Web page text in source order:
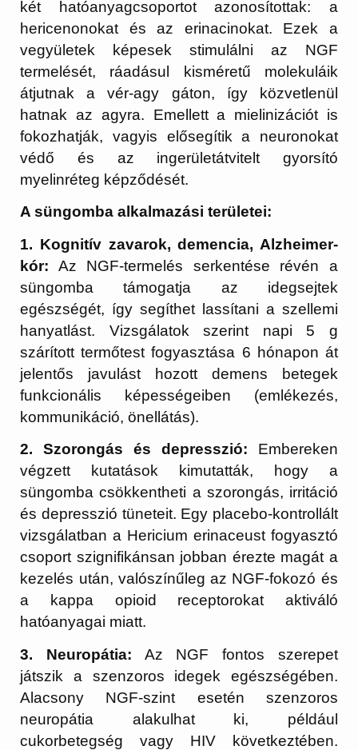
két hatóanyagcsoportot azonosítottak: a
hericenonokat és az erinacinokat. Ezek a
vegyületek képesek stimulálni az NGF
termelését, ráadásul kisméretű molekuláik
átjutnak a vér-agy gáton, így közvetlenül
hatnak az agyra. Emellett a mielinizációt is
fokozhatják, vagyis elősegítik a neuronokat
védő és az ingerületátvitelt gyorsító
myelinréteg képződését.
A süngomba alkalmazási területei:
1. Kognitív zavarok, demencia, Alzheimer-
kór: Az NGF-termelés serkentése révén a
süngomba támogatja az idegsejtek
egészségét, így segíthet lassítani a szellemi
hanyatlást. Vizsgálatok szerint napi 5 g
szárított termőtest fogyasztása 6 hónapon át
jelentős javulást hozott demens betegek
funkcionális képességeiben (emlékezés,
kommunikáció, önellátás).
2. Szorongás és depresszió: Embereken
végzett kutatások kimutatták, hogy a
süngomba csökkentheti a szorongás, irritáció
és depresszió tüneteit. Egy placebo-kontrollált
vizsgálatban a Hericium erinaceust fogyasztó
csoport szignifikánsan jobban érezte magát a
kezelés után, valószínűleg az NGF-fokozó és
a kappa opioid receptorokat aktiváló
hatóanyagai miatt.
3. Neuropátia: Az NGF fontos szerepet
játszik a szenzoros idegek egészségében.
Alacsony NGF-szint esetén szenzoros
neuropátia alakulhat ki, például
cukorbetegség vagy HIV következtében.